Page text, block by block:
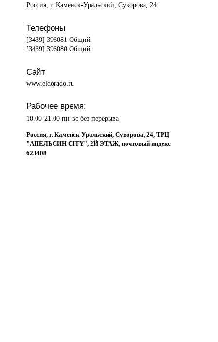
Россия, г. Каменск-Уральский, Суворова, 24
Телефоны
[3439] 396081 Общий
[3439] 396080 Общий
Сайт
www.eldorado.ru
Рабочее время:
10.00-21.00 пн-вс без перерыва
Россия, г. Каменск-Уральский, Суворова, 24, ТРЦ
"АПЕЛЬСИН CITY", 2Й ЭТАЖ, почтовый индекс
623408